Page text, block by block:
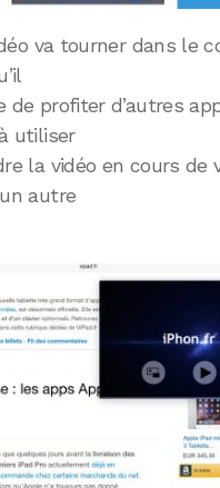
va tourner dans le
de profiter d’autres
utiliser
la vidéo en cours de
autre